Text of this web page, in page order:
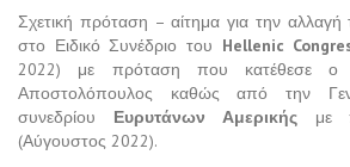
Σχετική πρόταση – αίτημα για την
στο Ειδικό Συνέδριο του Hellenic
2022) με πρόταση που κατέθεσε ο
Αποστολόπουλος καθώς από την
συνεδρίου Ευρυτάνων Αμερικής με
(Αύγουστος 2022).